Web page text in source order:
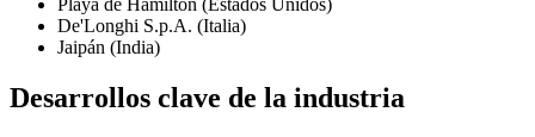
Playa de Hamilton (Estados Unidos)
De'Longhi S.p.A. (Italia)
Jaipán (India)
Desarrollos clave de la industria